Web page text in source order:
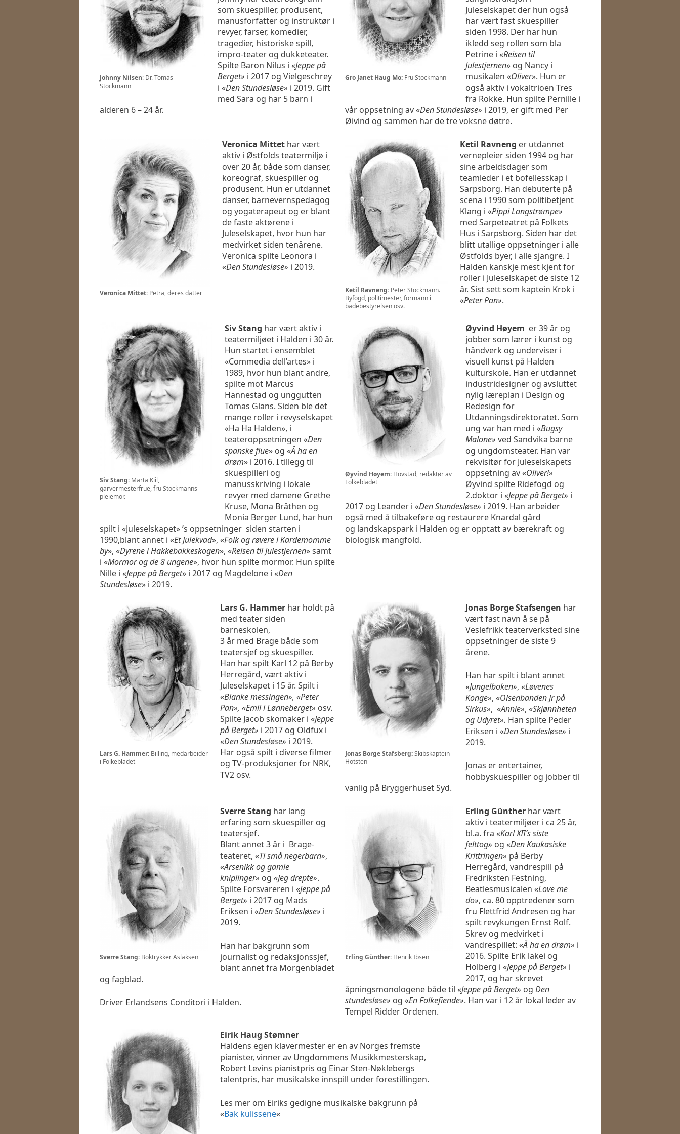
Johnny Nilsen: Dr. Tomas
Stockmann
som skuespiller, produsent,
manusforfatter og instruktør i
revyer, farser, komedier,
tragedier, historiske spill,
impro-teater og dukketeater.
Spilte Baron Nilus i «Jeppe på
Berget» i 2017 og Vielgeschrey
i «Den Stundesløse» i 2019. Gift
med Sara og har 5 barn i
alderen 6 – 24 år.
Gro Janet Haug Mo: Fru Stockmann
Juleselskapet der hun også
har vært fast skuespiller
siden 1998. Der har hun
ikledd seg rollen som bla
Petrine i «Reisen til
Julestjernen» og Nancy i
musikalen «Oliver». Hun er
også aktiv i vokaltrioen Tres
fra Rokke. Hun spilte Pernille i
vår oppsetning av «Den Stundesløse» i 2019, er gift med Per
Øivind og sammen har de tre voksne døtre.
Veronica Mittet: Petra, deres datter
Veronica Mittet har vært
aktiv i Østfolds teatermiljø i
over 20 år, både som danser,
koreograf, skuespiller og
produsent. Hun er utdannet
danser, barnevernspedagog
og yogaterapeut og er blant
de faste aktørene i
Juleselskapet, hvor hun har
medvirket siden tenårene.
Veronica spilte Leonora i
«Den Stundesløse» i 2019.
Ketil Ravneng: Peter Stockmann.
Byfogd, politimester, formann i
badebestyrelsen osv.
Ketil Ravneng er utdannet
vernepleier siden 1994 og har
sine arbeidsdager som
teamleder i et bofellesskap i
Sarpsborg. Han debuterte på
scena i 1990 som politibetjent
Klang i «Pippi Langstrømpe»
med Sarpeteatret på Folkets
Hus i Sarpsborg. Siden har det
blitt utallige oppsetninger i alle
Østfolds byer, i alle sjangre. I
Halden kanskje mest kjent for
roller i Juleselskapet de siste 12
år. Sist sett som kaptein Krok i
«Peter Pan».
Siv Stang: Marta Kiil,
garvermesterfrue, fru Stockmanns
pleiemor.
Siv Stang har vært aktiv i
teatermiljøet i Halden i 30 år.
Hun startet i ensemblet
«Commedia dell’artes» i
1989, hvor hun blant andre,
spilte mot Marcus
Hannestad og unggutten
Tomas Glans. Siden ble det
mange roller i revyselskapet
«Ha Ha Halden», i
teateroppsetningen «Den
spanske flue» og «Å ha en
drøm» i 2016. I tillegg til
skuespilleri og
manusskriving i lokale
revyer med damene Grethe
Kruse, Mona Bråthen og
Monia Berger Lund, har hun
spilt i «Juleselskapet» ’s oppsetninger siden starten i
1990,blant annet i «Et Julekvad», «Folk og røvere i Kardemomme
by», «Dyrene i Hakkebakkeskogen», «Reisen til Julestjernen» samt
i «Mormor og de 8 ungene», hvor hun spilte mormor. Hun spilte
Nille i «Jeppe på Berget» i 2017 og Magdelone i «Den
Stundesløse» i 2019.
Øyvind Høyem: Hovstad, redaktør av
Folkebladet
Øyvind Høyem er 39 år og
jobber som lærer i kunst og
håndverk og underviser i
visuell kunst på Halden
kulturskole. Han er utdannet
industridesigner og avsluttet
nylig læreplan i Design og
Redesign for
Utdanningsdirektoratet. Som
ung var han med i «Bugsy
Malone» ved Sandvika barne
og ungdomsteater. Han var
rekvisitør for Juleselskapets
oppsetning av «Oliver!»
Øyvind spilte Ridefogd og
2.doktor i «Jeppe på Berget» i
2017 og Leander i «Den Stundesløse» i 2019. Han arbeider
også med å tilbakeføre og restaurere Knardal gård
og landskapspark i Halden og er opptatt av bærekraft og
biologisk mangfold.
Lars G. Hammer: Billing, medarbeider
i Folkebladet
Lars G. Hammer har holdt på
med teater siden
barneskolen,
3 år med Brage både som
teatersjef og skuespiller.
Han har spilt Karl 12 på Berby
Herregård, vært aktiv i
Juleselskapet i 15 år. Spilt i
«Blanke messingen», «Peter
Pan», «Emil i Lønneberget» osv.
Spilte Jacob skomaker i «Jeppe
på Berget» i 2017 og Oldfux i
«Den Stundesløse» i 2019.
Har også spilt i diverse filmer
og TV-produksjoner for NRK,
TV2 osv.
Jonas Borge Stafsberg:Skibskaptein
Hotsten
Jonas Borge Stafsengen har
vært fast navn å se på
Veslefrikk teaterverksted sine
oppsetninger de siste 9
årene.
Han har spilt i blant annet
«Jungelboken», «Løvenes
Konge», «Olsenbanden Jr på
Sirkus», «Annie», «Skjønnheten
og Udyret». Han spilte Peder
Eriksen i «Den Stundesløse» i
2019.
Jonas er entertainer,
hobbyskuespiller og jobber til
vanlig på Bryggerhuset Syd.
Sverre Stang: Boktrykker Aslaksen
Sverre Stang har lang
erfaring som skuespiller og
teatersjef.
Blant annet 3 år i Brage-
teateret, «Ti små negerbarn»,
«Arsenikk og gamle
kniplinger» og «Jeg drepte».
Spilte Forsvareren i «Jeppe på
Berget» i 2017 og Mads
Eriksen i «Den Stundesløse» i
2019.
Han har bakgrunn som
journalist og redaksjonssjef,
blant annet fra Morgenbladet
og fagblad.
Driver Erlandsens Conditori i Halden.
Erling Günther: Henrik Ibsen
Erling Günther har vært
aktiv i teatermiljøer i ca 25 år,
bl.a. fra «Karl XII’s siste
felttog» og «Den Kaukasiske
Krittringen» på Berby
Herregård, vandrespill på
Fredriksten Festning,
Beatlesmusicalen «Love me
do», ca. 80 opptredener som
fru Flettfrid Andresen og har
spilt revykungen Ernst Rolf.
Skrev og medvirket i
vandrespillet: «Å ha en drøm» i
2016. Spilte Erik lakei og
Holberg i «Jeppe på Berget» i
2017, og har skrevet
åpningsmonologene både til «Jeppe på Berget» og Den
stundesløse» og «En Folkefiende». Han var i 12 år lokal leder av
Tempel Ridder Ordenen.
Eirik Haug Stømner
Haldens egen klavermester er en av Norges fremste
pianister, vinner av Ungdommens Musikkmesterskap,
Robert Levins pianistpris og Einar Sten-Nøklebergs
talentpris, har musikalske innspill under forestillingen.
Les mer om Eiriks gedigne musikalske bakgrunn på
«Bak kulissene«